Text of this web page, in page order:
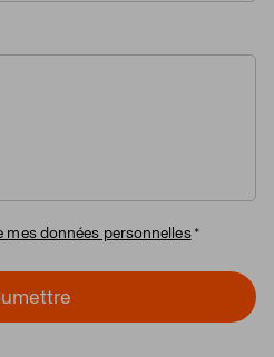
mes données personnelles